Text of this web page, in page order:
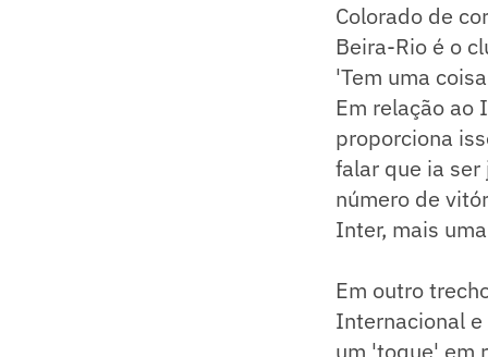
Colorado de
Beira-Rio é o
'Tem uma
Em relação ao
proporciona
falar que ia
número de
Inter, mais
Em outro
Internacional
um 'toque' em